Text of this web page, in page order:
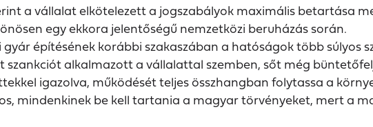
a vállalat elkötelezett a jogszabályok maximális betartása
egy ekkora jelentőségű nemzetközi beruházás során.
építésének korábbi szakaszában a hatóságok több
alkalmazott a vállalattal szemben, sőt még
igazolva, működését teljes összhangban folytassa a
mindenkinek be kell tartania a magyar törvényeket, mert a